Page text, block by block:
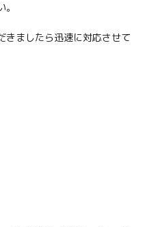
きましたら迅速に対応させて